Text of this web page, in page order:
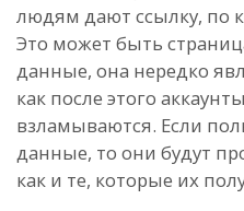
людям дают ссылку, по
Это может быть
данные, она нередко
как после этого
взламываются. Если
данные, то они будут
как и те, которые их